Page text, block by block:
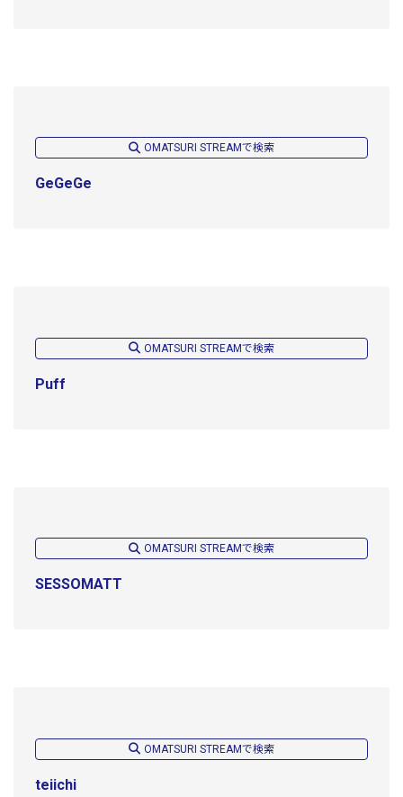
OMATSURI STREAMで検索
GeGeGe
OMATSURI STREAMで検索
Puff
OMATSURI STREAMで検索
SESSOMATT
OMATSURI STREAMで検索
teiichi